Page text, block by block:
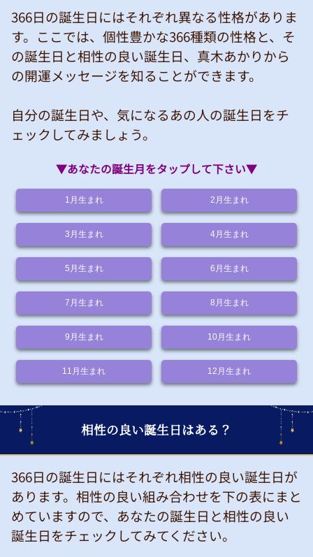
366日の誕生日にはそれぞれ異なる性格がありま
す。ここでは、個性豊かな366種類の性格と、そ
の誕生日と相性の良い誕生日、真木あかりから
の開運メッセージを知ることができます。
自分の誕生日や、気になるあの人の誕生日をチ
ェックしてみましょう。
▼あなたの誕生月をタップして下さい▼
1 月生まれ 2 月生まれ
3 月生まれ 4月生まれ
5 月生まれ 6 月生まれ
7 月生まれ 8 月生まれ
9 月生まれ 10月生まれ
11 月生まれ 12 月生まれ
相性の良い誕生日はある？
366日の誕生日にはそれぞれ相性の良い誕生日が
あります。相性の良い組み合わせを下の表にまと
めていますので、あなたの誕生日と相性の良い
誕生日をチェックしてみてください。